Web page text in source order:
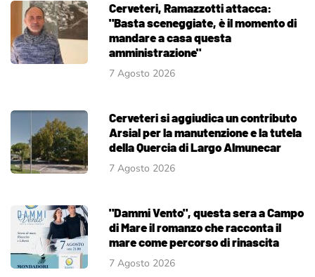
Cerveteri, Ramazzotti attacca:
"Basta sceneggiate, è il momento di
mandare a casa questa
amministrazione"
7 Agosto 2026
Cerveteri si aggiudica un contributo
Arsial per la manutenzione e la tutela
della Quercia di Largo Almunecar
7 Agosto 2026
"Dammi Vento", questa sera a Campo
di Mare il romanzo che racconta il
mare come percorso di rinascita
7 Agosto 2026